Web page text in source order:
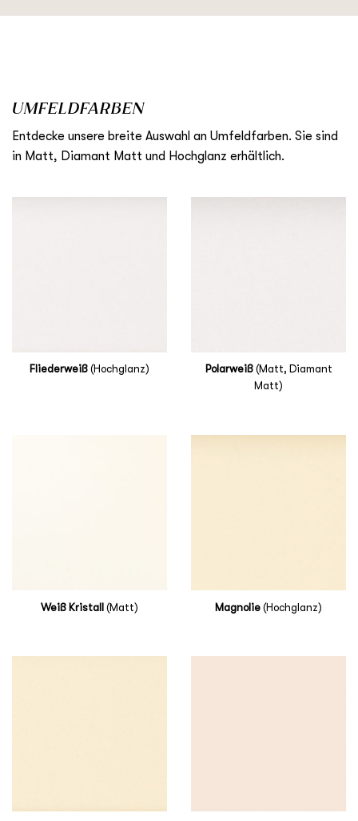
UMFELDFARBEN
Entdecke unsere breite Auswahl an Umfeldfarben. Sie sind
in Matt, Diamant Matt und Hochglanz erhältlich.
Fliederweiß (Hochglanz) Polarweiß(Matt, Diamant
Matt)
Weiß Kristall (Matt) Magnolie (Hochglanz)